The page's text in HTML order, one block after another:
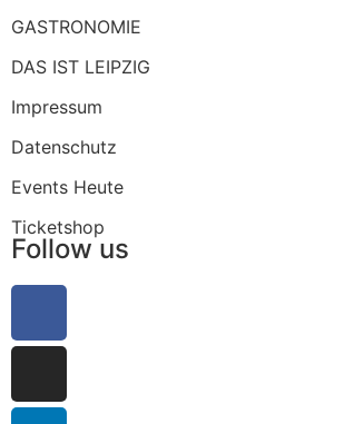
GASTRONOMIE
DAS IST LEIPZIG
Impressum
Datenschutz
Events Heute
Ticketshop
Follow us